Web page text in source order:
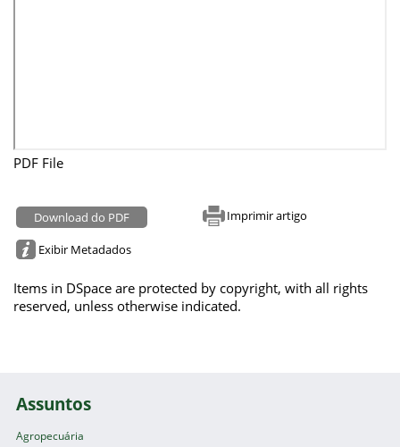
PDF File
Download do PDF Imprimir artigo
Exibir Metadados
Items in DSpace are protected by copyright, with all rights
reserved, unless otherwise indicated.
Assuntos
Agropecuária